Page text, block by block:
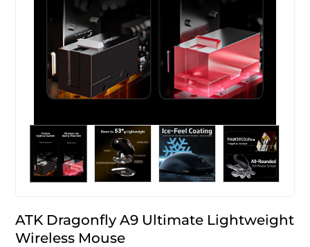
ATK Dragonfly A9 Ultimate Lightweight
Wireless Mouse